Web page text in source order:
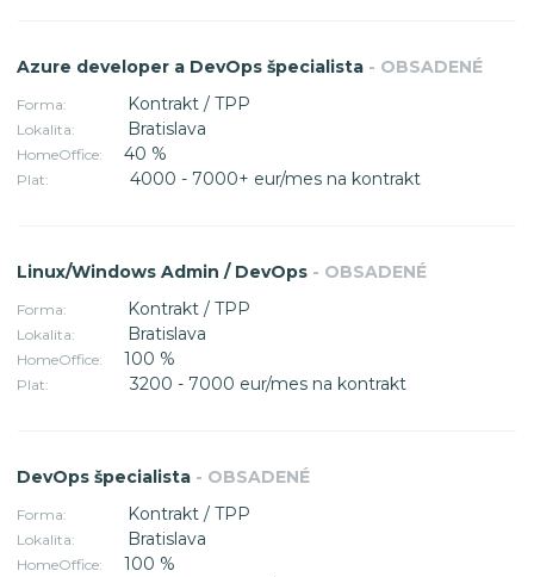
Azure developer a DevOps špecialista - OBSADENÉ
Forma: Kontrakt / TPP
Lokalita: Bratislava
HomeOffice: 40 %
Plat: 4000 - 7000+ eur/mes na kontrakt
Linux/Windows Admin / DevOps - OBSADENÉ
Forma: Kontrakt / TPP
Lokalita: Bratislava
HomeOffice: 100 %
Plat: 3200 - 7000 eur/mes na kontrakt
DevOps špecialista - OBSADENÉ
Forma: Kontrakt / TPP
Lokalita: Bratislava
HomeOffice: 100 %